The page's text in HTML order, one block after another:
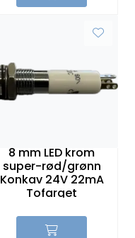
8 mm LED krom
super-rød/grønn
Konkav 24V 22mA
Tofarget